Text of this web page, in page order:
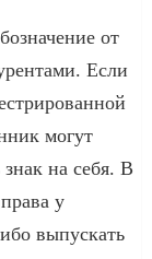
от
Если
могут
на себя. В
у
выпускать